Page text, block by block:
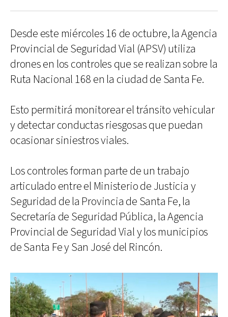
Desde este miércoles 16 de octubre, la Agencia
Provincial de Seguridad Vial (APSV) utiliza
drones en los controles que se realizan sobre la
Ruta Nacional 168 en la ciudad de Santa Fe.
Esto permitirá monitorear el tránsito vehicular
y detectar conductas riesgosas que puedan
ocasionar siniestros viales.
Los controles forman parte de un trabajo
articulado entre el Ministerio de Justicia y
Seguridad de la Provincia de Santa Fe, la
Secretaría de Seguridad Pública, la Agencia
Provincial de Seguridad Vial y los municipios
de Santa Fe y San José del Rincón.